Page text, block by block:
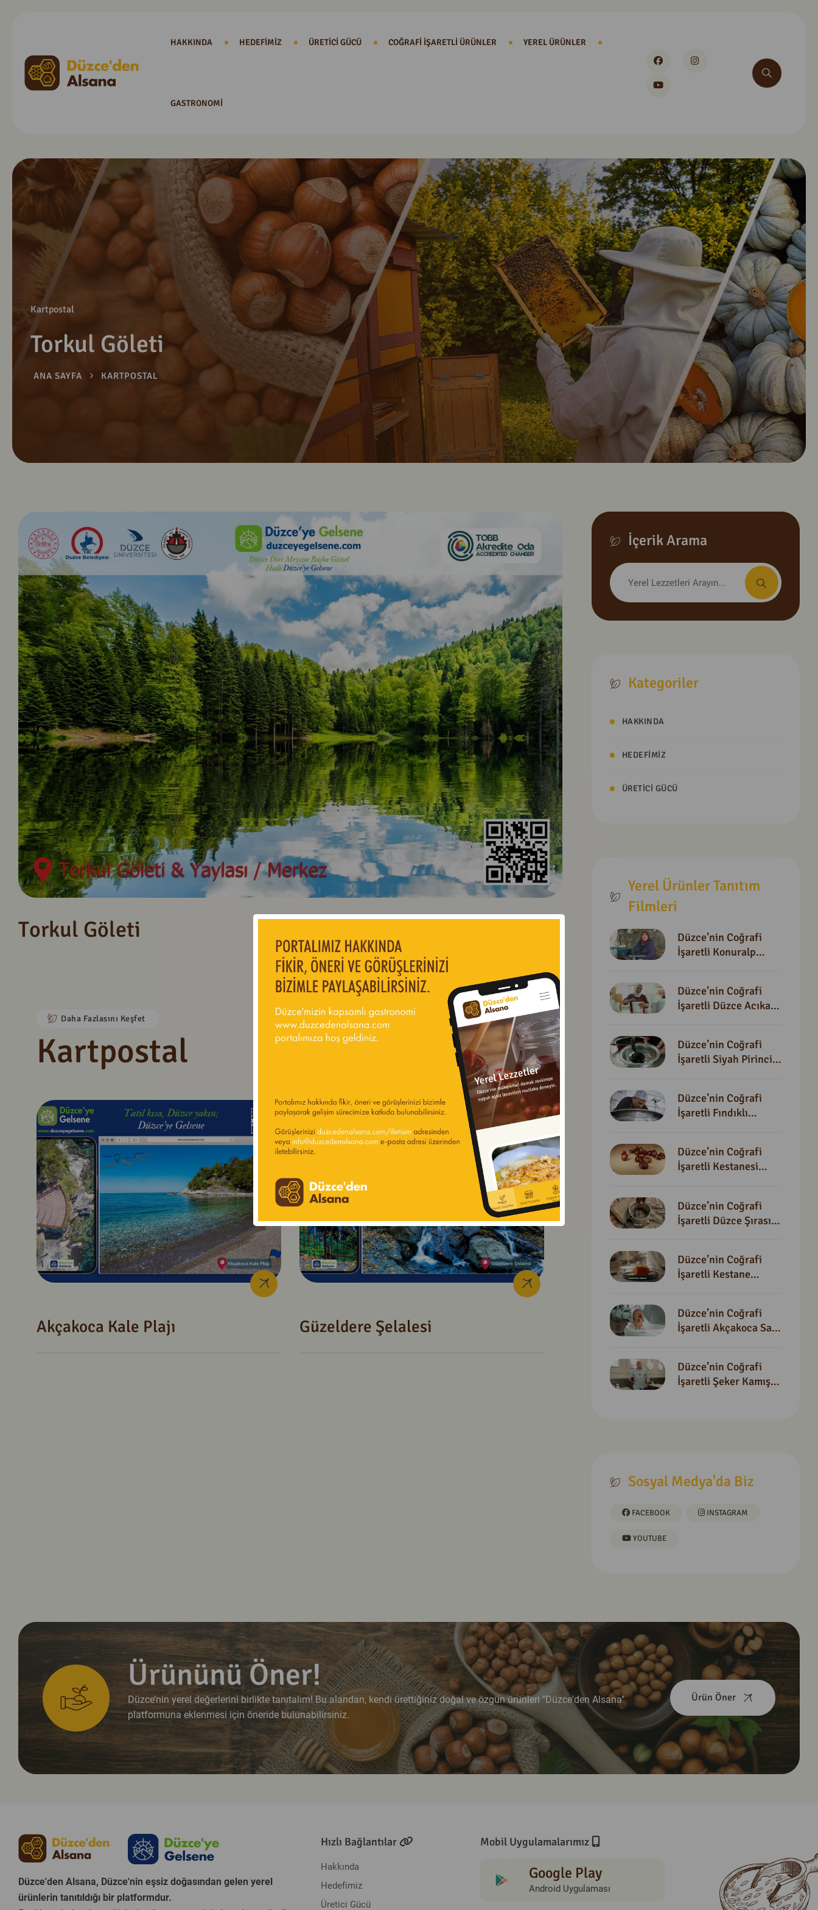
HAKKINDA HEDEFIMIZ ÜRETICI GÜCÜ COĞRAFI İŞARETLI ÜRÜNLER YEREL ÜRÜNLER
GASTRONOMI
Kartpostal
Torkul Göleti
ANA SAYFA KARTPOSTAL
Torkul Göleti
Daha Fazlasını Keşfet
Kartpostal
Akçakoca Kale Plajı Güzeldere Şelalesi Cumayeri Rafting
İçerik Arama
Kategoriler
HAKKINDA
HEDEFIMIZ
ÜRETICI GÜCÜ
Yerel Ürünler Tanıtım
Filmleri
Düzce’nin Coğrafi
İşaretli Konuralp
Tanıtım Filmi
Düzce’nin Coğrafi
İşaretli Düzce Acıkası
Düzce’nin Coğrafi
İşaretli Siyah Pirinci
Düzce’nin Coğrafi
İşaretli Fındıklı
Düzce’nin Coğrafi
İşaretli Kestanesi
Düzce’nin Coğrafi
İşaretli Düzce Şırası
Düzce’nin Coğrafi
İşaretli Kestane
Düzce’nin Coğrafi
İşaretli Akçakoca Sarı
Düzce’nin Coğrafi
İşaretli Şeker Kamışı
Sosyal Medya'da Biz
FACEBOOK INSTAGRAM
YOUTUBE
Ürününü Öner!
Düzce’nin yerel değerlerini birlikte tanıtalım! Bu alandan, kendi ürettiğiniz doğal ve özgün ürünleri "Düzce'den Alsana"
platformuna eklenmesi için öneride bulunabilirsiniz.
Ürün Öner
Düzce'den Alsana, Düzce'nin eşsiz doğasından gelen yerel
ürünlerin tanıtıldığı bir platformdur.
Hızlı Bağlantılar
Hakkında
Hedefimiz
Üretici Gücü
Mobil Uygulamalarımız
Google Play
Android Uygulaması